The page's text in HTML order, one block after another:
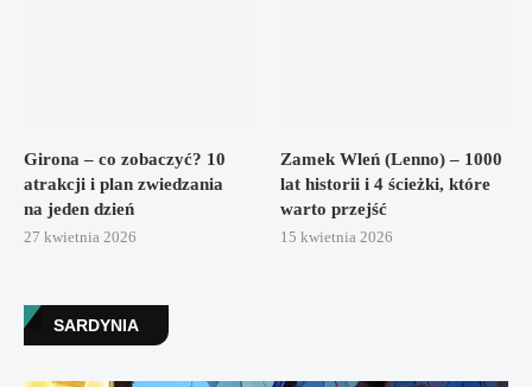
Girona – co zobaczyć? 10
atrakcji i plan zwiedzania
na jeden dzień
27 kwietnia 2026
Zamek Wleń (Lenno) – 1000
lat historii i 4 ścieżki, które
warto przejść
15 kwietnia 2026
SARDYNIA